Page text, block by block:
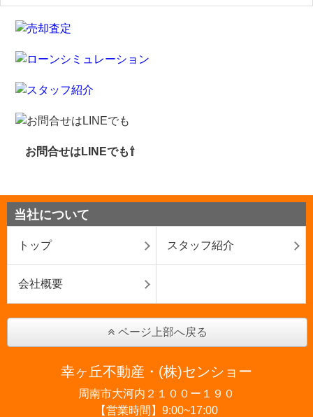
お問合せはLINEでも⇧
当社について
トップ スタッフ紹介
会社概要
ページ上部へ戻る
幸ヶ丘不動産・(株)センショー
周南市大河内２１００ー１９０
【営業時間】9:00~17:00